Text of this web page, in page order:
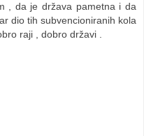
, da je država pametna i da
dio tih subvencioniranih kola
raji , dobro državi .